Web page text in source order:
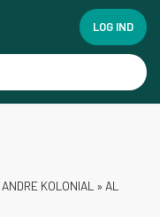
LOG IND
ANDRE KOLONIAL » AL